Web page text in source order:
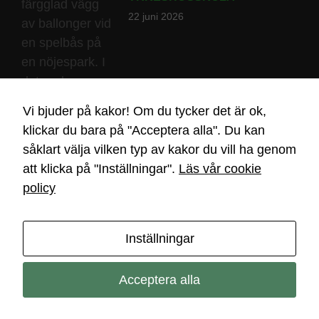
22 juni 2026
2026 Malmö Yrkeshögskola
Vi bjuder på kakor! Om du tycker det är ok,
klickar du bara på "Acceptera alla". Du kan
såklart välja vilken typ av kakor du vill ha genom
att klicka på "Inställningar". Läs vår cookie
policy
Inställningar
Acceptera alla
Upplevelse
För att vår
hemsida ska
prestera så
bra som
du nekar de
här kakorna
kommer viss
att försvinna
från
Behöver du hjälp?
Chatta med oss